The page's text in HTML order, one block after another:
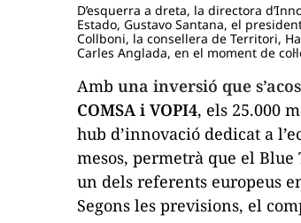
D’esquerra a dreta, la directora
Estado, Gustavo Santana, el
Collboni, la consellera de Territori,
Carles Anglada, en el moment de
Amb una inversió que
COMSA i VOPI4, els 25.000
hub d’innovació dedicat a
mesos, permetrà que el Blue
un dels referents europeus
Segons les previsions, el